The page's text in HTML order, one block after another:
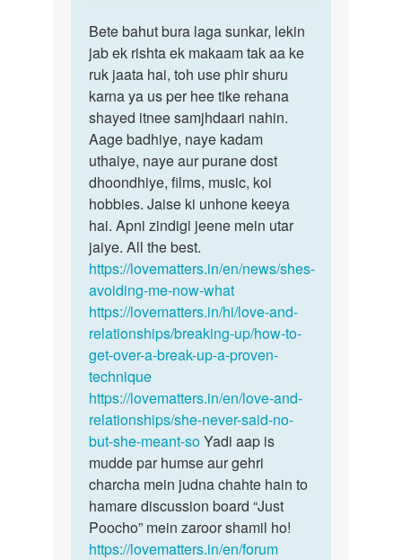
to
Meri
gf
4
sal
se
mere
sath…
by
Ashish
tiwari
Bete
bahut
bura
laga
sunkar,
…
Bete bahut bura laga sunkar, lekin
jab ek rishta ek makaam tak aa ke
ruk jaata hai, toh use phir shuru
karna ya us per hee tike rehana
shayed itnee samjhdaari nahin.
Aage badhiye, naye kadam
uthaiye, naye aur purane dost
dhoondhiye, films, music, koi
hobbies. Jaise ki unhone keeya
hai. Apni zindigi jeene mein utar
jaiye. All the best.
https://lovematters.in/en/news/shes-
avoiding-me-now-what
https://lovematters.in/hi/love-and-
relationships/breaking-up/how-to-
get-over-a-break-up-a-proven-
technique
https://lovematters.in/en/love-and-
relationships/she-never-said-no-
but-she-meant-soYadi aap is
mudde par humse aur gehri
charcha mein judna chahte hain to
hamare discussion board “Just
Poocho” mein zaroor shamil ho!
https://lovematters.in/en/forum